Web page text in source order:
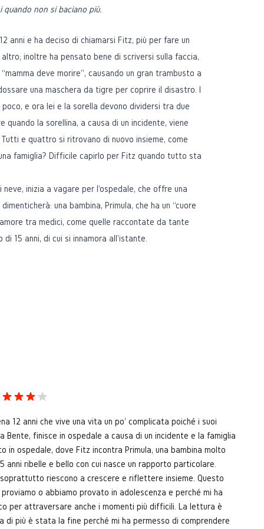
non si baciano più.
anni e ha deciso di chiamarsi Fitz, più per fare un
inoltre ha pensato bene di scriversi sulla faccia,
deve morire”, causando un gran trambusto a
una maschera da tigre per coprire il disastro. I
e ora lei e la sorella devono dividersi tra due
quando la sorellina, a causa di un incidente, viene
e quattro si ritrovano di nuovo insieme, come
famiglia? Difficile capirlo per Fitz quando tutto sta
inizia a vagare per l'ospedale, che offre una
una bambina, Primula, che ha un “cuore
tra medici, come quelle raccontate da tante
di 15 anni, di cui si innamora all'istante.
12 anni che vive una vita un po' complicata poiché i suoi
finisce in ospedale a causa di un incidente e la famiglia
ospedale, dove Fitz incontra Primula, una bambina molto
anni ribelle e bello con cui nasce un rapporto particolare.
riescono a crescere e riflettere insieme. Questo
o abbiamo provato in adolescenza e perché mi ha
per attraversare anche i momenti più difficili. La lettura è
più è stata la fine perché mi ha permesso di comprendere